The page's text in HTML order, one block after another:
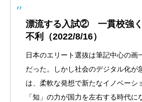
漂流する入試② 一貫校強く
不利（2022/8/16）
日本のエリート選抜は筆記中心の画
だった。しかし社会のデジタル化が
は、柔軟な発想で新たなイノベーシ
「知」の力が国力を左右する時代に